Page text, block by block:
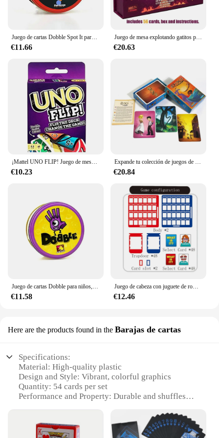
€11.66
Juego de mesa explotando gatitos para adultos y niños, juego de cartas de juguete, divertido, adecuado para regalo de vacaciones, fiesta familiar, 4 en 1
€20.63
€10.23 €20.84
€11.58
Juego de cabeza con juguete de rompecabezas de pensamiento lógico, juego de mesa para padres e hijos, juego de mesa para adivinar quién soy
€12.46
Here are the products found in the Barajas de cartas
Specifications:
Material: High-quality plastic
Design and Style: Vibrant, colorful graphics
Quantity: 54 cards per set
Performance and Property: Durable and shuffles
Usage and Purpose: Ideal for card games and
entertainment
Shape and Size: Standard deck size for easy